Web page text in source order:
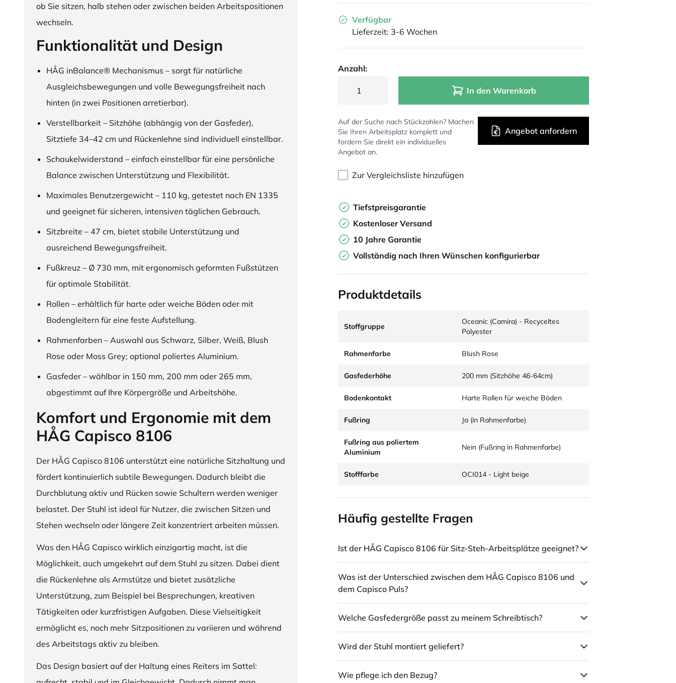
ob Sie sitzen, halb stehen oder zwischen beiden Arbeitspositionen
wechseln.
Funktionalität und Design
HÅG inBalance® Mechanismus – sorgt für natürliche
Ausgleichsbewegungen und volle Bewegungsfreiheit nach
hinten (in zwei Positionen arretierbar).
Verstellbarkeit – Sitzhöhe (abhängig von der Gasfeder),
Sitztiefe 34–42 cm und Rückenlehne sind individuell einstellbar.
Schaukelwiderstand – einfach einstellbar für eine persönliche
Balance zwischen Unterstützung und Flexibilität.
Maximales Benutzergewicht – 110 kg, getestet nach EN 1335
und geeignet für sicheren, intensiven täglichen Gebrauch.
Sitzbreite – 47 cm, bietet stabile Unterstützung und
ausreichend Bewegungsfreiheit.
Fußkreuz – Ø 730 mm, mit ergonomisch geformten Fußstützen
für optimale Stabilität.
Rollen – erhältlich für harte oder weiche Böden oder mit
Bodengleitern für eine feste Aufstellung.
Rahmenfarben – Auswahl aus Schwarz, Silber, Weiß, Blush
Rose oder Moss Grey; optional poliertes Aluminium.
Gasfeder – wählbar in 150 mm, 200 mm oder 265 mm,
abgestimmt auf Ihre Körpergröße und Arbeitshöhe.
Komfort und Ergonomie mit dem
HÅG Capisco 8106
Der HÅG Capisco 8106 unterstützt eine natürliche Sitzhaltung und
fördert kontinuierlich subtile Bewegungen. Dadurch bleibt die
Durchblutung aktiv und Rücken sowie Schultern werden weniger
belastet. Der Stuhl ist ideal für Nutzer, die zwischen Sitzen und
Stehen wechseln oder längere Zeit konzentriert arbeiten müssen.
Was den HÅG Capisco wirklich einzigartig macht, ist die
Möglichkeit, auch umgekehrt auf dem Stuhl zu sitzen. Dabei dient
die Rückenlehne als Armstütze und bietet zusätzliche
Unterstützung, zum Beispiel bei Besprechungen, kreativen
Tätigkeiten oder kurzfristigen Aufgaben. Diese Vielseitigkeit
ermöglicht es, noch mehr Sitzpositionen zu variieren und während
des Arbeitstags aktiv zu bleiben.
Das Design basiert auf der Haltung eines Reiters im Sattel:
Verfügbar
Lieferzeit: 3-6 Wochen
Anzahl:
In den Warenkorb
Auf der Suche nach Stückzahlen? Machen
Sie Ihren Arbeitsplatz komplett und
fordern Sie direkt ein individuelles
Angebot an.
Angebot anfordern
Zur Vergleichsliste hinzufügen
Tiefstpreisgarantie
Kostenloser Versand
10 Jahre Garantie
Vollständig nach Ihren Wünschen konfigurierbar
Produktdetails
Stoffgruppe
Oceanic (Camira) - Recyceltes
Polyester
Rahmenfarbe Blush Rose
Gasfederhöhe 200 mm (Sitzhöhe 46-64cm)
Bodenkontakt Harte Rollen für weiche Böden
Fußring Ja (in Rahmenfarbe)
Fußring aus poliertem
Aluminium
Nein (Fußring in Rahmenfarbe)
Stofffarbe OCI014 - Light beige
Häufig gestellte Fragen
Ist der HÅG Capisco 8106 für Sitz-Steh-Arbeitsplätze geeignet?
Was ist der Unterschied zwischen dem HÅG Capisco 8106 und
dem Capisco Puls?
Welche Gasfedergröße passt zu meinem Schreibtisch?
Wird der Stuhl montiert geliefert?
Wie pflege ich den Bezug?